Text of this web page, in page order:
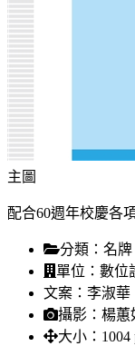
主圖
配合60週年校慶各
分類： 名牌
單位： 數位
文案： 李淑華
攝影： 楊蕙
大小：